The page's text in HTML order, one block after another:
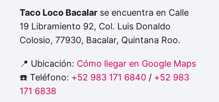
Taco Loco Bacalar se encuentra en Calle
19 Libramiento 92, Col. Luis Donaldo
Colosio, 77930, Bacalar, Quintana Roo.
📍 Ubicación: Cómo llegar en Google Maps
☎️ Teléfono: +52 983 171 6840 / +52 983
171 6838